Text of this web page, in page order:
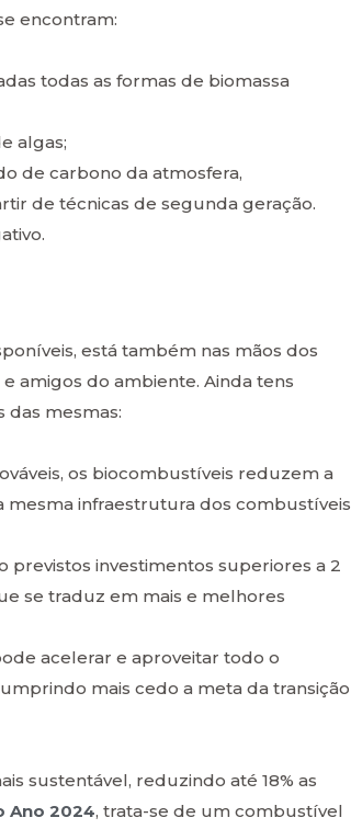
encontram:
todas as formas de biomassa
algas;
de carbono da atmosfera,
de técnicas de segunda geração.
está também nas mãos dos
amigos do ambiente. Ainda tens
das mesmas:
os biocombustíveis reduzem a
mesma infraestrutura dos combustíveis
previstos investimentos superiores a 2
se traduz em mais e melhores
acelerar e aproveitar todo o
mais cedo a meta da transição
sustentável, reduzindo até 18% as
Ano 2024, trata-se de um combustível